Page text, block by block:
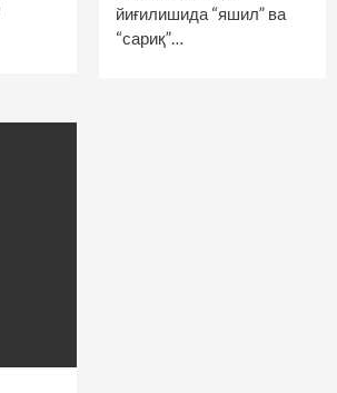
йиғилишида “яшил” ва
“сариқ”…